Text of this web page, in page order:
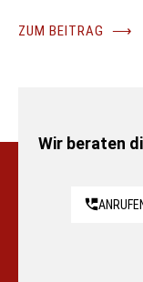
ZUM BEITRAG ⟶
Wir beraten